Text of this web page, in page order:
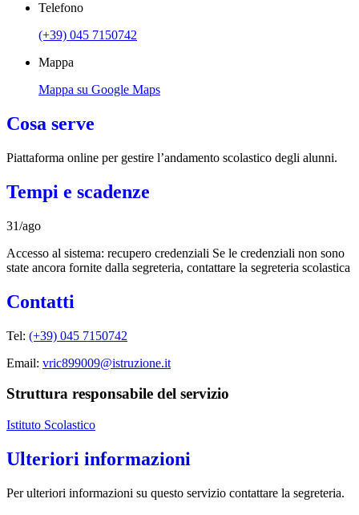
Telefono
(+39) 045 7150742
Mappa
Mappa su Google Maps
Cosa serve
Piattaforma online per gestire l’andamento scolastico degli alunni.
Tempi e scadenze
31/ago
Accesso al sistema: recupero credenziali Se le credenziali non sono
state ancora fornite dalla segreteria, contattare la segreteria scolastica
Contatti
Tel: (+39) 045 7150742
Email: vric899009@istruzione.it
Struttura responsabile del servizio
Istituto Scolastico
Ulteriori informazioni
Per ulteriori informazioni su questo servizio contattare la segreteria.